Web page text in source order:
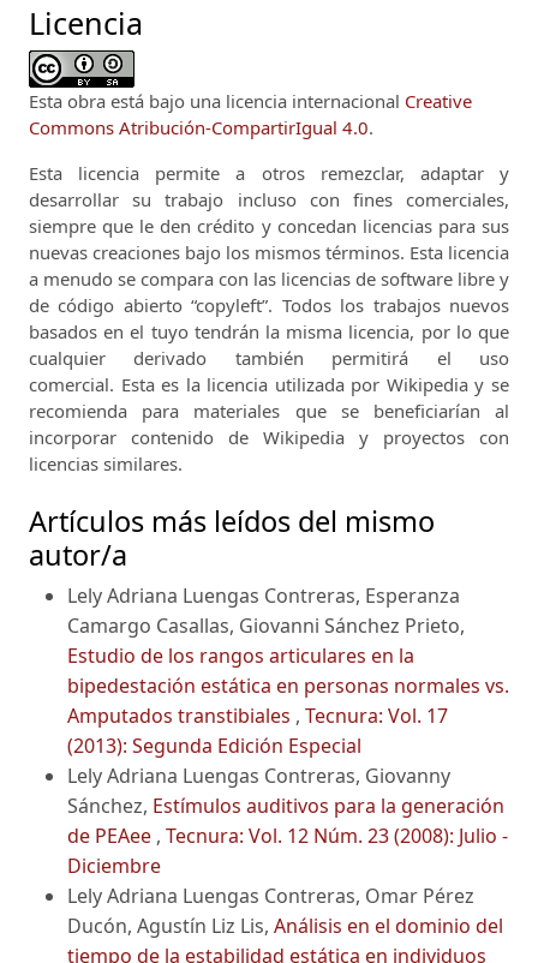
Licencia
Esta obra está bajo una licencia internacional Creative
Commons Atribución-CompartirIgual 4.0.
Esta licencia permite a otros remezclar, adaptar y
desarrollar su trabajo incluso con fines comerciales,
siempre que le den crédito y concedan licencias para sus
nuevas creaciones bajo los mismos términos. Esta licencia
a menudo se compara con las licencias de software libre y
de código abierto “copyleft”. Todos los trabajos nuevos
basados ​​en el tuyo tendrán la misma licencia, por lo que
cualquier derivado también permitirá el uso
comercial. Esta es la licencia utilizada por Wikipedia y se
recomienda para materiales que se beneficiarían al
incorporar contenido de Wikipedia y proyectos con
licencias similares.
Artículos más leídos del mismo
autor/a
Lely Adriana Luengas Contreras, Esperanza
Camargo Casallas, Giovanni Sánchez Prieto,
Estudio de los rangos articulares en la
bipedestación estática en personas normales vs.
Amputados transtibiales , Tecnura: Vol. 17
(2013): Segunda Edición Especial
Lely Adriana Luengas Contreras, Giovanny
Sánchez, Estímulos auditivos para la generación
de PEAee , Tecnura: Vol. 12 Núm. 23 (2008): Julio -
Diciembre
Lely Adriana Luengas Contreras, Omar Pérez
Ducón, Agustín Liz Lis, Análisis en el dominio del
tiempo de la estabilidad estática en individuos